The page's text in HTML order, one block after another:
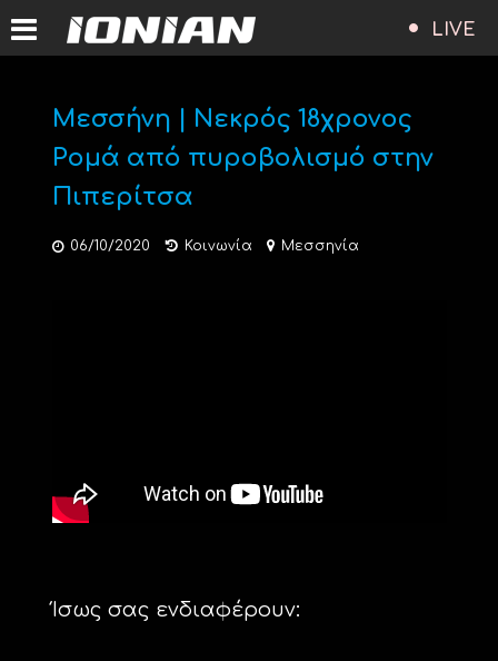
LIVE
Μεσσήνη | Νεκρός 18χρονος
Ρομά από πυροβολισμό στην
Πιπερίτσα
06/10/2020 Κοινωνία Μεσσηνία
Ίσως σας ενδιαφέρουν: